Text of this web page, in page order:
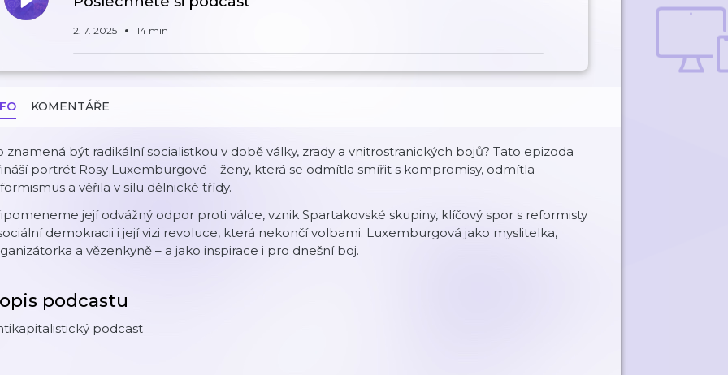
2. 7. 2025 14 min
KOMENTÁŘE
znamená být radikální socialistkou v době války, zrady a vnitrostranických bojů? Tato epizoda
portrét Rosy Luxemburgové – ženy, která se odmítla smířit s kompromisy, odmítla
a věřila v sílu dělnické třídy.
její odvážný odpor proti válce, vznik Spartakovské skupiny, klíčový spor s reformisty
demokracii i její vizi revoluce, která nekončí volbami. Luxemburgová jako myslitelka,
a vězenkyně – a jako inspirace i pro dnešní boj.
podcastu
podcast